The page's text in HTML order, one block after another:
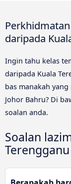
daripada
Ingin tahu kelas
daripada Kuala
bas manakah
Johor Bahru? Di
soalan anda.
Soalan